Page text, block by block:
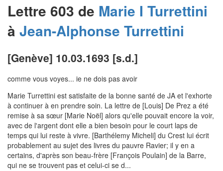
Lettre 603 de Marie I Turrettini
à Jean-Alphonse Turrettini
[Genève] 10.03.1693 [s.d.]
comme vous voyes... ie ne dois pas avoir
Marie Turrettini est satisfaite de la bonne santé de JA et l'exhorte
à continuer à en prendre soin. La lettre de [Louis] De Prez a été
remise à sa sœur [Marie Noël] alors qu'elle pouvait encore la voir,
avec de l'argent dont elle a bien besoin pour le court laps de
temps qui lui reste à vivre. [Barthélemy Micheli] du Crest lui écrit
probablement au sujet des livres du pauvre Ravier; il y en a
certains, d'après son beau-frère [François Poulain] de la Barre,
qui ne se trouvent pas et celui-ci se d...